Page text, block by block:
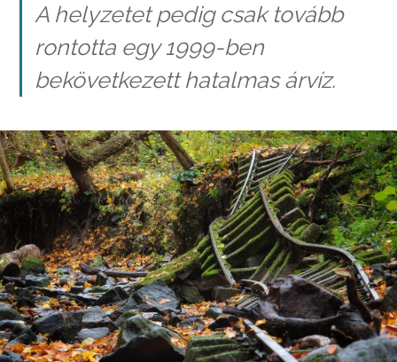
A helyzetet pedig csak tovább
rontotta egy 1999-ben
bekövetkezett hatalmas árvíz.